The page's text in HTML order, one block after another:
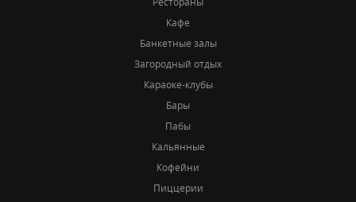
Кафе
Банкетные залы
Загородный отдых
Караоке-клубы
Бары
Пабы
Кальянные
Кофейни
Пиццерии